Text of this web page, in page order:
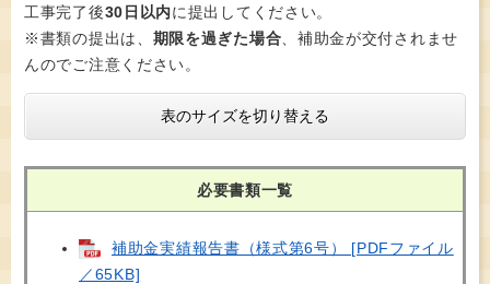
工事完了後30日以内に提出してください。
※書類の提出は、 期限を過ぎた場合 、補助金が交付されませ
んのでご注意ください。​
表のサイズを切り替える
必要書類一覧
補助金実績報告書（様式第6号） [PDFファイル
／65KB]